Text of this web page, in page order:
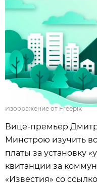
Изображение от Freepik
Вице-премьер
Минстрою изучить
платы за установку
квитанции за
«Известия» со